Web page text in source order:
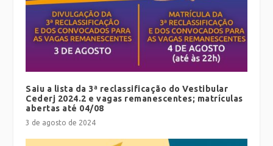
Saiu a lista da 3ª reclassificação do Vestibular
Cederj 2024.2 e vagas remanescentes; matrículas
abertas até 04/08
3 de agosto de 2024